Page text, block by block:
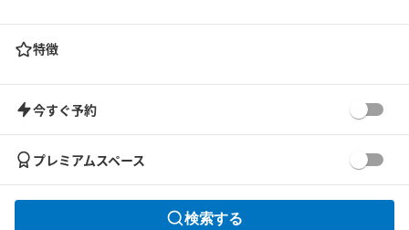
特徴
今すぐ予約
プレミアムスペース
検索する